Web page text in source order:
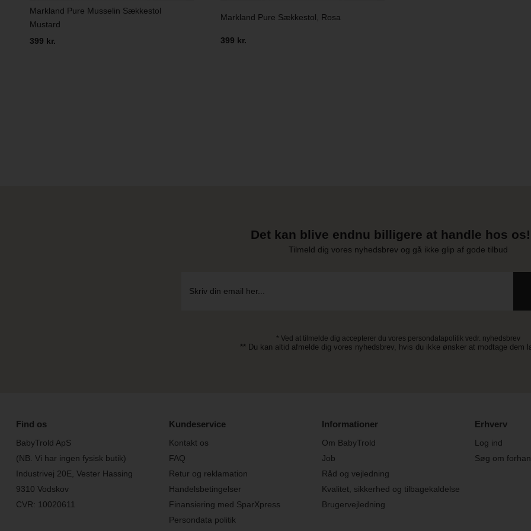
Markland Pure Musselin Sækkestol
Mustard
399 kr.
Markland Pure Sækkestol, Rosa
399 kr.
Det kan blive endnu billigere at handle hos
Tilmeld dig vores nyhedsbrev og gå ikke glip af gode tilbud
* Ved at tilmelde dig accepterer du vores persondatapolitik vedr. nyhedsbrev
** Du kan altid afmelde dig vores nyhedsbrev, hvis du ikke ønsker at modtage dem
Find os
BabyTrold ApS
(NB. Vi har ingen fysisk butik)
Industrivej 20E, Vester Hassing
9310 Vodskov
CVR: 10020611
Kundeservice
Kontakt os
FAQ
Retur og reklamation
Handelsbetingelser
Finansiering med SparXpress
Persondata politik
Informationer
Om BabyTrold
Job
Råd og vejledning
Kvalitet, sikkerhed og tilbagekaldelse
Brugervejledning
Erhverv
Log ind
Søg om